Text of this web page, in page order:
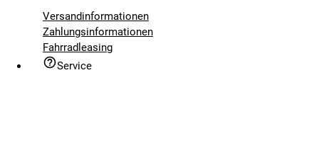
Versandinformationen
Zahlungsinformationen
Fahrradleasing
Service